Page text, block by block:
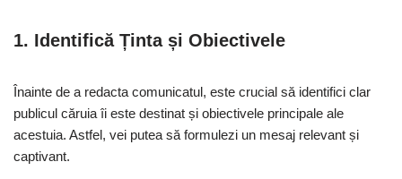
1. Identifică Ținta și Obiectivele
Înainte de a redacta comunicatul, este crucial să identifici clar
publicul căruia îi este destinat și obiectivele principale ale
acestuia. Astfel, vei putea să formulezi un mesaj relevant și
captivant.